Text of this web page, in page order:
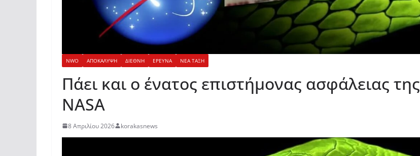
NWO ΑΠΟΚΑΛΥΨΗ ΔΙΕΘΝΗ ΕΡΕΥΝΑ ΝΕΑ ΤΑΞΗ
Πάει και ο ένατος επιστήμονας ασφάλειας της
NASA
8 Απριλίου 2026 korakasnews